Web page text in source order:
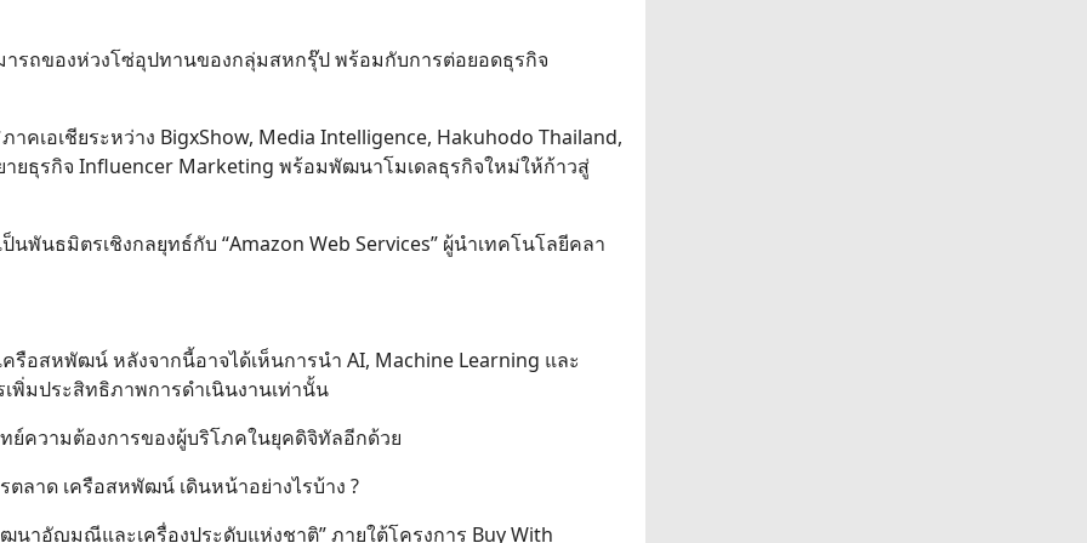
ารถของห่วงโซ่อุปทานของกลุ่มสหกรุ๊ป พร้อมกับการต่อยอดธุรกิจ
เอเชียระหว่าง BigxShow, Media Intelligence, Hakuhodo Thailand,
ยายธุรกิจ Influencer Marketing พร้อมพัฒนาโมเดลธุรกิจใหม่ให้ก้าวสู่
พันธมิตรเชิงกลยุทธ์กับ “Amazon Web Services” ผู้นำเทคโนโลยีคลา
รือสหพัฒน์ หลังจากนี้อาจได้เห็นการนำ AI, Machine Learning และ
พิ่มประสิทธิภาพการดำเนินงานเท่านั้น
ย์ความต้องการของผู้บริโภคในยุคดิจิทัลอีกด้วย
ลาด เครือสหพัฒน์ เดินหน้าอย่างไรบ้าง ?
าอัญมณีและเครื่องประดับแห่งชาติ” ภายใต้โครงการ Buy With